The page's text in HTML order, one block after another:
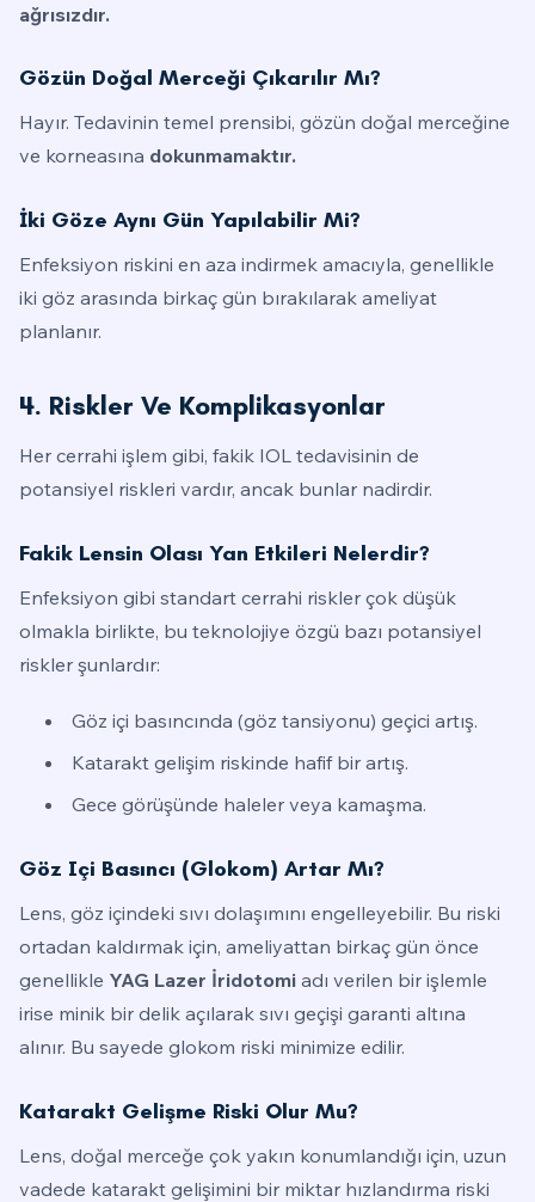
ağrısızdır.
Gözün Doğal Merceği Çıkarılır Mı?
Hayır. Tedavinin temel prensibi, gözün doğal merceğine
ve korneasına dokunmamaktır.
İki Göze Aynı Gün Yapılabilir Mi?
Enfeksiyon riskini en aza indirmek amacıyla, genellikle
iki göz arasında birkaç gün bırakılarak ameliyat
planlanır.
4. Riskler Ve Komplikasyonlar
Her cerrahi işlem gibi, fakik IOL tedavisinin de
potansiyel riskleri vardır, ancak bunlar nadirdir.
Fakik Lensin Olası Yan Etkileri Nelerdir?
Enfeksiyon gibi standart cerrahi riskler çok düşük
olmakla birlikte, bu teknolojiye özgü bazı potansiyel
riskler şunlardır:
Göz içi basıncında (göz tansiyonu) geçici artış.
Katarakt gelişim riskinde hafif bir artış.
Gece görüşünde haleler veya kamaşma.
Göz Içi Basıncı (glokom) Artar Mı?
Lens, göz içindeki sıvı dolaşımını engelleyebilir. Bu riski
ortadan kaldırmak için, ameliyattan birkaç gün önce
genellikle YAG Lazer İridotomi adı verilen bir işlemle
irise minik bir delik açılarak sıvı geçişi garanti altına
alınır. Bu sayede glokom riski minimize edilir.
Katarakt Gelişme Riski Olur Mu?
Lens, doğal merceğe çok yakın konumlandığı için, uzun
vadede katarakt gelişimini bir miktar hızlandırma riski